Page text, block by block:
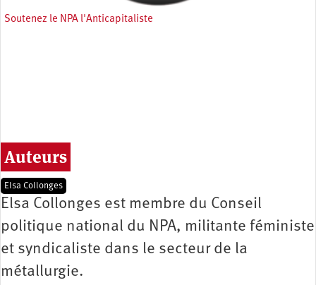
Soutenez le NPA l'Anticapitaliste
Auteurs
Elsa Collonges
Elsa Collonges est membre du Conseil
politique national du NPA, militante féministe
et syndicaliste dans le secteur de la
métallurgie.